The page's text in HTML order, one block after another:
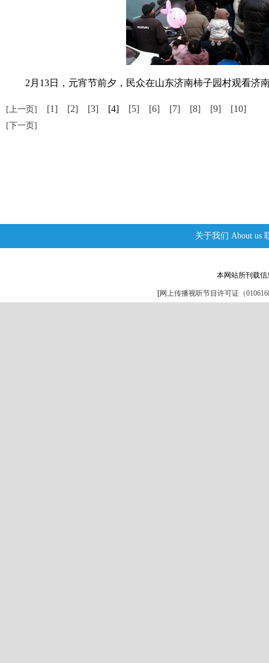
2月13日，元宵节前夕，民众在山东济南柿子园村观看济
[上一页] [1] [2] [3] [4] [5] [6] [7] [8] [9] [10]
[下一页]
关于我们 About us
本网站所刊载
[网上传播视听节目许可证（